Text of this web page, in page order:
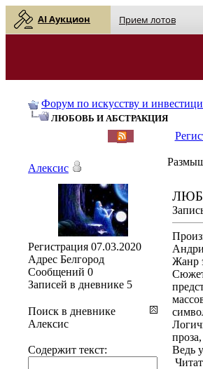
AI Аукцион Прием лотов
Форум по искусству и
ЛЮБОВЬ И АБСТРАКЦИЯ
Жанр
Сюжет
Ведь
Алексис
Регистрация 07.03.2020
Адрес Белгород
Сообщений 0
Записей в дневнике 5
Поиск в дневнике
Алексис
Содержит текст: